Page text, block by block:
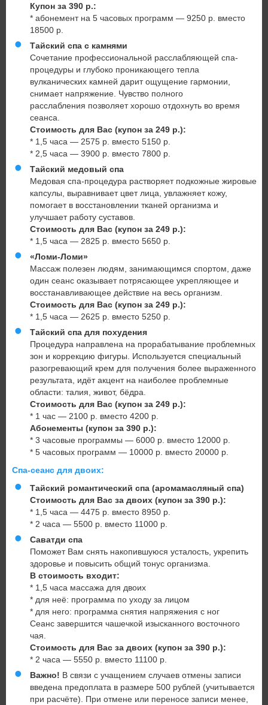
Купон за 390 р.:
* абонемент на 5 часовых программ — 9250 р. вместо
18500 р.
Тайский спа с камнями
Сочетание профессиональной расслабляющей спа-
процедуры и глубоко проникающего тепла
вулканических камней дарит ощущение гармонии,
снимает напряжение. Чувство полного
расслабления позволяет хорошо отдохнуть во время
сеанса.
Стоимость для Вас (купон за 249 р.):
* 1,5 часа — 2575 р. вместо 5150 р.
* 2,5 часа — 3900 р. вместо 7800 р.
Тайский медовый спа
Медовая спа-процедура растворяет подкожные жировые
капсулы, выравнивает цвет лица, увлажняет кожу,
помогает в восстановлении тканей организма и
улучшает работу суставов.
Стоимость для Вас (купон за 249 р.):
* 1,5 часа — 2825 р. вместо 5650 р.
«Ломи‑Ломи»
Массаж полезен людям, занимающимся спортом, даже
один сеанс оказывает потрясающее укрепляющее и
восстанавливающее действие на весь организм.
Стоимость для Вас (купон за 249 р.):
* 1,5 часа — 2625 р. вместо 5250 р.
Тайский спа для похудения
Процедура направлена на прорабатывание проблемных
зон и коррекцию фигуры. Используется специальный
разогревающий крем для получения более выраженного
результата, идёт акцент на наиболее проблемные
области: талия, живот, бёдра.
Стоимость для Вас (купон за 249 р.):
* 1 час — 2100 р. вместо 4200 р.
Абонементы (купон за 390 р.):
* 3 часовые программы — 6000 р. вместо 12000 р.
* 5 часовых программ — 10000 р. вместо 20000 р.
Спа-сеанс для двоих:
Тайский романтический спа (аромамасляный спа)
Стоимость для Вас за двоих (купон за 390 р.):
* 1,5 часа — 4475 р. вместо 8950 р.
* 2 часа — 5500 р. вместо 11000 р.
Саватди спа
Поможет Вам снять накопившуюся усталость, укрепить
здоровье и повысить общий тонус организма.
В стоимость входит:
* 1,5 часа массажа для двоих
* для неё: программа по уходу за лицом
* для него: программа снятия напряжения с ног
Сеанс завершится чашечкой изысканного восточного
чая.
Стоимость для Вас за двоих (купон за 390 р.):
* 2 часа — 5550 р. вместо 11100 р.
Важно! В связи с учащением случаев отмены записи
введена предоплата в размере 500 рублей (учитывается
при расчёте). При отмене или переносе записи менее,